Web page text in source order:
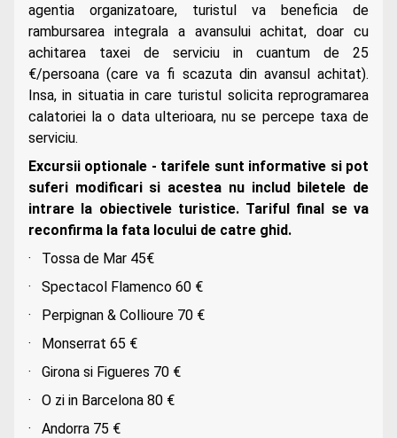
agentia organizatoare, turistul va beneficia de
rambursarea integrala a avansului achitat, doar cu
achitarea taxei de serviciu in cuantum de 25
€/persoana (care va fi scazuta din avansul achitat).
Insa, in situatia in care turistul solicita reprogramarea
calatoriei la o data ulterioara, nu se percepe taxa de
serviciu.
Excursii optionale - tarifele sunt informative si pot
suferi modificari si acestea nu includ biletele de
intrare la obiectivele turistice. Tariful final se va
reconfirma la fata locului de catre ghid.
· Tossa de Mar 45€
· Spectacol Flamenco 60 €
· Perpignan & Collioure 70 €
· Monserrat 65 €
· Girona si Figueres 70 €
· O zi in Barcelona 80 €
· Andorra 75 €